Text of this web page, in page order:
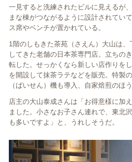
一見すると洗練されたビルに見えるが
まな棟がつながるように設計されてい
ス席やベンチが置かれている。
1階のしもきた茶苑（さえん）大山は
してきた老舗の日本茶専門店。立ちの
転した。せっかくなら新しい店作りを
を開設して抹茶ラテなどを販売。特製
（ばいせん）機も導入、自家焙煎のほ
店主の大山泰成さんは「お得意様に加
ました。小さなお子さん連れで、東北
も多いですよ」と、うれしそうだ。